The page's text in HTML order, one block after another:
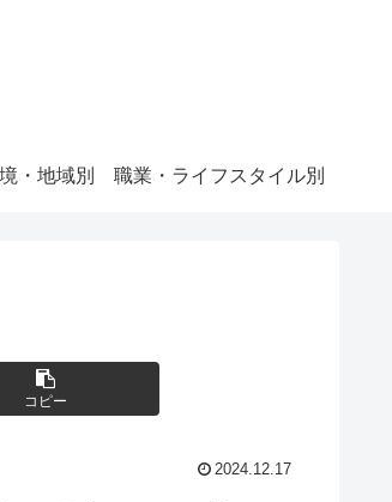
・地域別 職業・ライフスタイル別
コピー
2024.12.17